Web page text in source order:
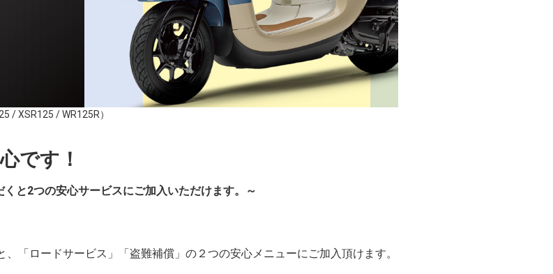
/ XSR125 / WR125R）
です！
と2つの安心サービスにご加入いただけます。～
、「ロードサービス」「盗難補償」の２つの安心メニューにご加入頂けます。